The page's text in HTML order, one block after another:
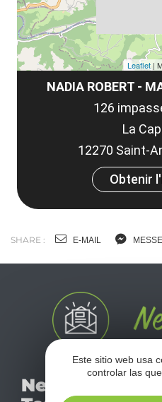
NADIA ROBERT -
126
La
12270 Saint-
Obtenir
Leaflet |
SHARE : E-MAIL
Newsletter
No
Este sitio web usa
controlar las